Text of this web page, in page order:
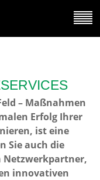
– Maßnahmen
Erfolg Ihrer
ist eine
Sie auch die
Netzwerkpartner,
innovativen